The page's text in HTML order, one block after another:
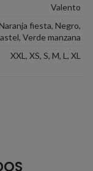
Valento
fiesta, Negro,
Verde manzana
XXL, XS, S, M, L, XL